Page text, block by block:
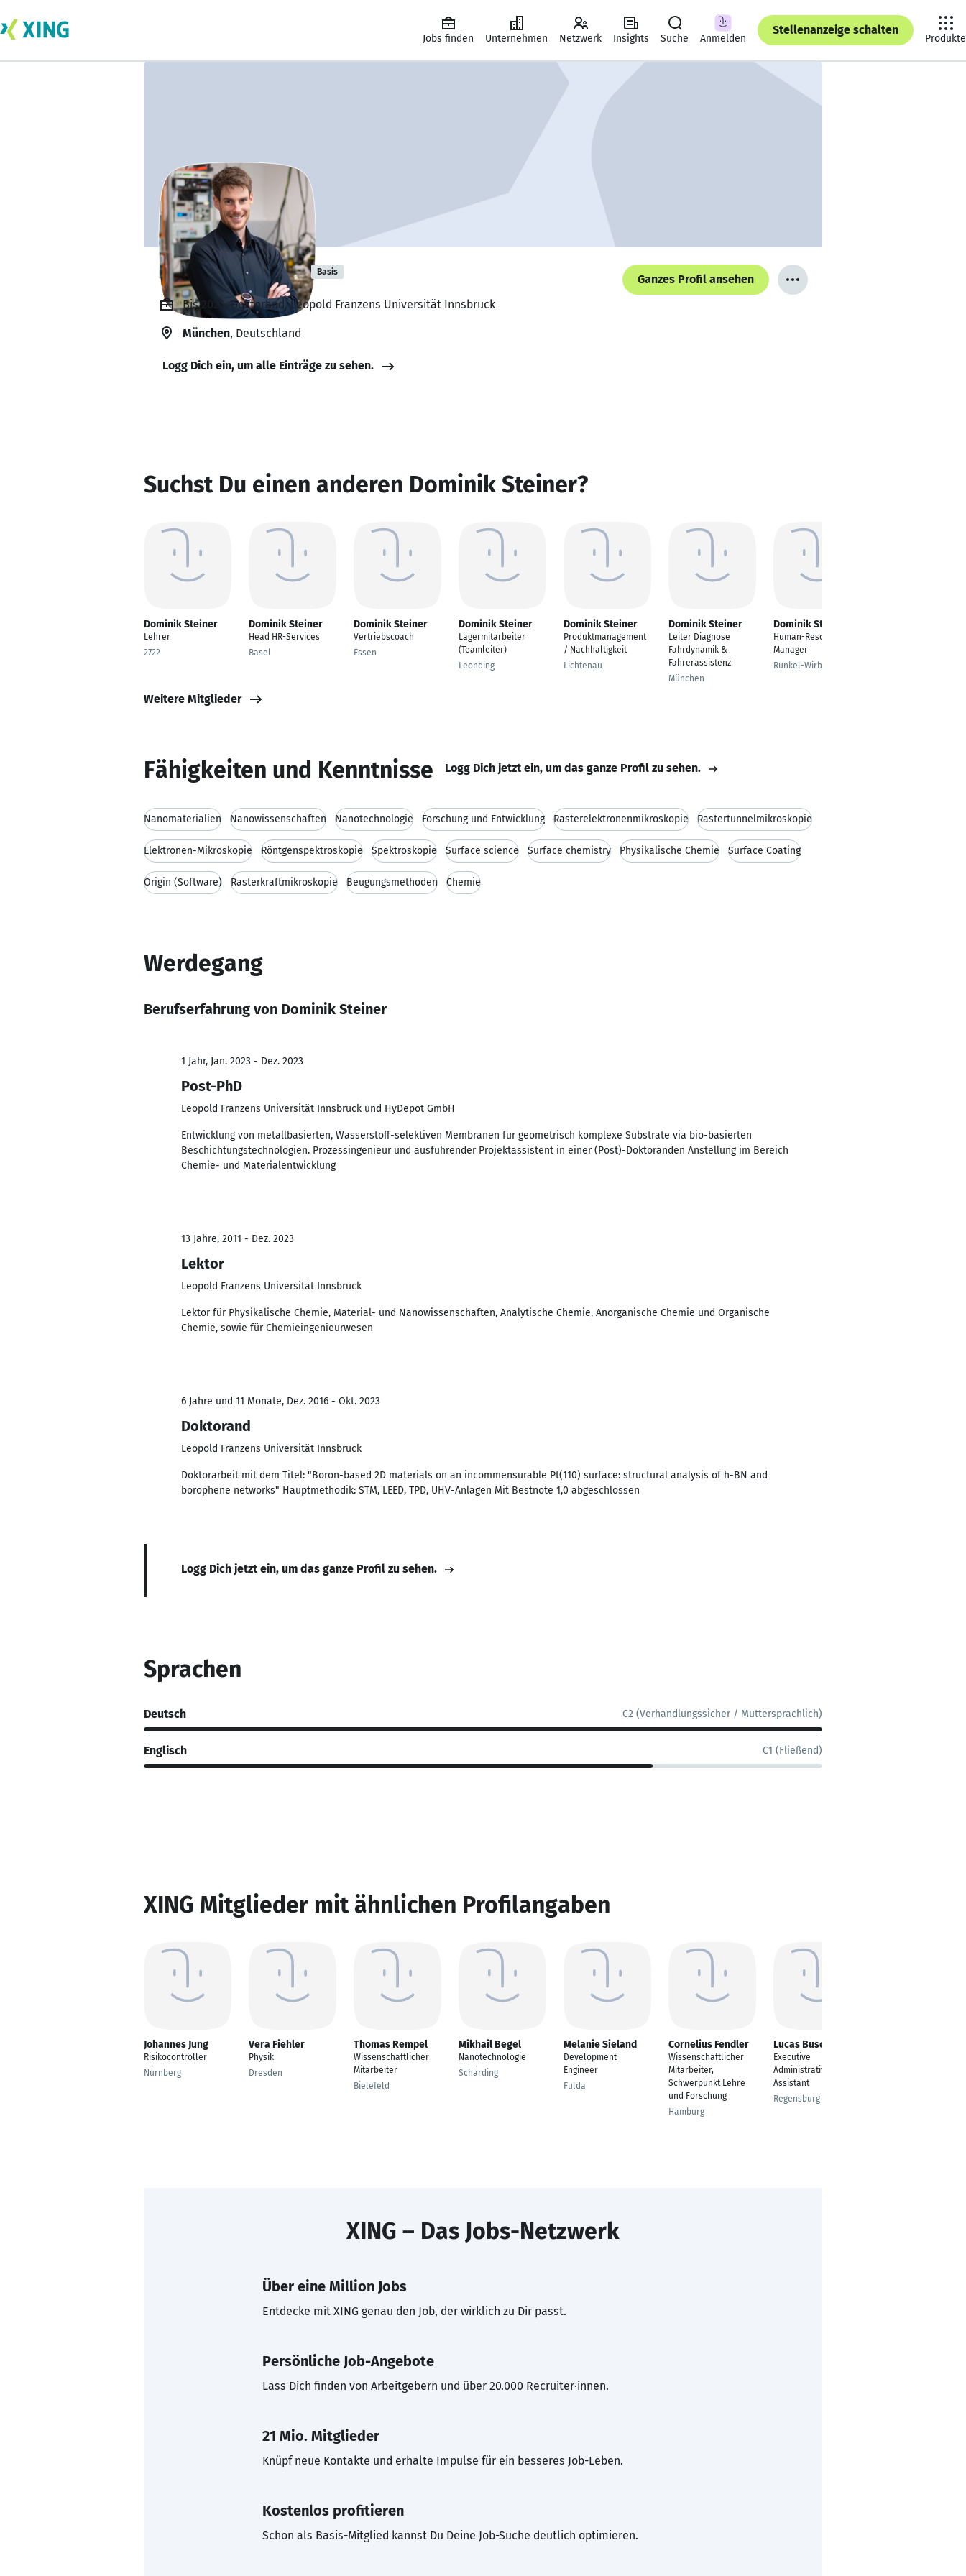
Jobs finden Unternehmen Netzwerk Insights Suche Anmelden
Stellenanzeige schalten
Produkte
Dominik Steiner Basis
Ganzes Profil ansehen
Bis 2023, Doktorand, Leopold Franzens Universität Innsbruck
München, Deutschland
Logg Dich ein, um alle Einträge zu sehen.
Suchst Du einen anderen Dominik Steiner?
Dominik Steiner
Lehrer
2722
Dominik Steiner
Head HR-Services
Basel
Dominik Steiner
Vertriebscoach
Essen
Dominik Steiner
Lagermitarbeiter
(Teamleiter)
Leonding
Dominik Steiner
Produktmanagement
/ Nachhaltigkeit
Lichtenau
Dominik Steiner
Leiter Diagnose
Fahrdynamik &
Fahrerassistenz
München
Dominik Steiner
Human-Resource
Manager
Runkel-Wirbelau
Weitere Mitglieder
Fähigkeiten und Kenntnisse Logg Dich jetzt ein, um das ganze Profil zu sehen.
Nanomaterialien Nanowissenschaften Nanotechnologie Forschung und Entwicklung Rasterelektronenmikroskopie Rastertunnelmikroskopie
Elektronen-Mikroskopie Röntgenspektroskopie Spektroskopie Surface science Surface chemistry Physikalische Chemie Surface Coating
Origin (Software) Rasterkraftmikroskopie Beugungsmethoden Chemie
Werdegang
Berufserfahrung von Dominik Steiner
1 Jahr, Jan. 2023 - Dez. 2023
Post-PhD
Leopold Franzens Universität Innsbruck und HyDepot GmbH
Entwicklung von metallbasierten, Wasserstoff-selektiven Membranen für geometrisch komplexe Substrate via bio-basierten
Beschichtungstechnologien. Prozessingenieur und ausführender Projektassistent in einer (Post)-Doktoranden Anstellung im Bereich
Chemie- und Materialentwicklung
13 Jahre, 2011 - Dez. 2023
Lektor
Leopold Franzens Universität Innsbruck
Lektor für Physikalische Chemie, Material- und Nanowissenschaften, Analytische Chemie, Anorganische Chemie und Organische
Chemie, sowie für Chemieingenieurwesen
6 Jahre und 11 Monate, Dez. 2016 - Okt. 2023
Doktorand
Leopold Franzens Universität Innsbruck
Doktorarbeit mit dem Titel: "Boron-based 2D materials on an incommensurable Pt(110) surface: structural analysis of h-BN and
borophene networks" Hauptmethodik: STM, LEED, TPD, UHV-Anlagen Mit Bestnote 1,0 abgeschlossen
Logg Dich jetzt ein, um das ganze Profil zu sehen.
Sprachen
Deutsch C2 (Verhandlungssicher / Muttersprachlich)
Englisch C1 (Fließend)
XING Mitglieder mit ähnlichen Profilangaben
Johannes Jung
Risikocontroller
Nürnberg
Vera Fiehler
Physik
Dresden
Thomas Rempel
Wissenschaftlicher
Mitarbeiter
Bielefeld
Mikhail Begel
Nanotechnologie
Schärding
Melanie Sieland
Development
Engineer
Fulda
Cornelius Fendler
Wissenschaftlicher
Mitarbeiter,
Schwerpunkt Lehre
und Forschung
Hamburg
Lucas Busch
Executive
Administrative
Assistant
Regensburg
XING – Das Jobs-Netzwerk
Über eine Million Jobs
Entdecke mit XING genau den Job, der wirklich zu Dir passt.
Persönliche Job-Angebote
Lass Dich finden von Arbeitgebern und über 20.000 Recruiter·innen.
21 Mio. Mitglieder
Knüpf neue Kontakte und erhalte Impulse für ein besseres Job-Leben.
Kostenlos profitieren
Schon als Basis-Mitglied kannst Du Deine Job-Suche deutlich optimieren.